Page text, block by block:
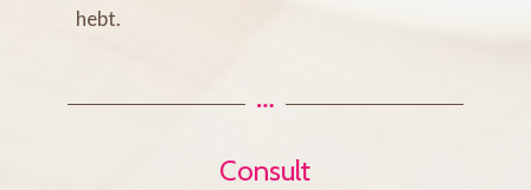
hebt.
Consult